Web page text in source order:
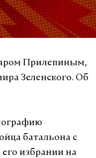
Прилепиным,
Зеленского. Об
батальона с
избрании на